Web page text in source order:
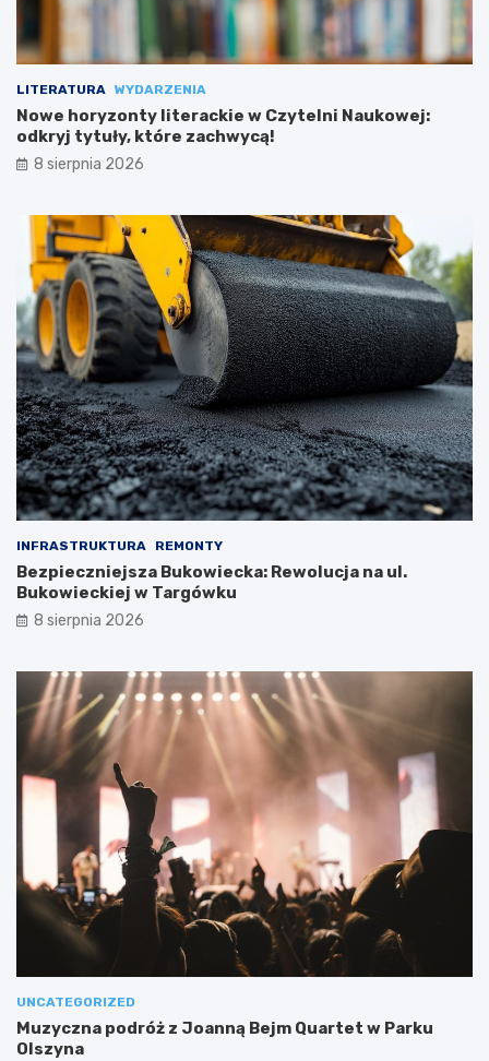
LITERATURA WYDARZENIA
Nowe horyzonty literackie w Czytelni Naukowej:
odkryj tytuły, które zachwycą!
8 sierpnia 2026
INFRASTRUKTURA REMONTY
Bezpieczniejsza Bukowiecka: Rewolucja na ul.
Bukowieckiej w Targówku
8 sierpnia 2026
UNCATEGORIZED
Muzyczna podróż z Joanną Bejm Quartet w Parku
Olszyna